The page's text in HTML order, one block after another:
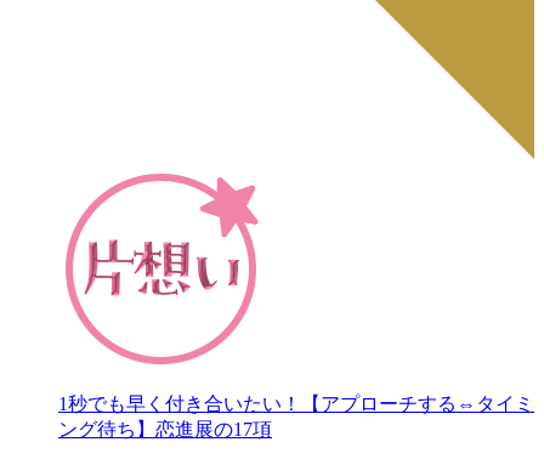
1秒でも早く付き合いたい！【アプローチする⇔タイミ
ング待ち】恋進展の17項